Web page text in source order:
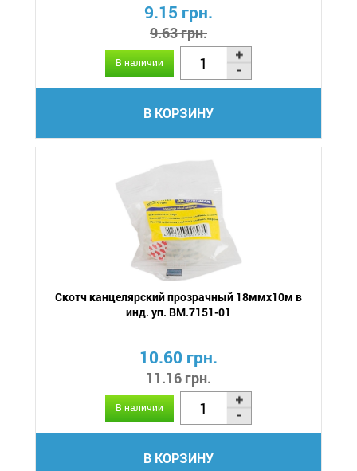
9.15 грн.
9.63 грн.
В наличии
В КОРЗИНУ
Скотч канцелярский прозрачный 18ммх10м в
инд. уп. BM.7151-01
10.60 грн.
11.16 грн.
В наличии
В КОРЗИНУ